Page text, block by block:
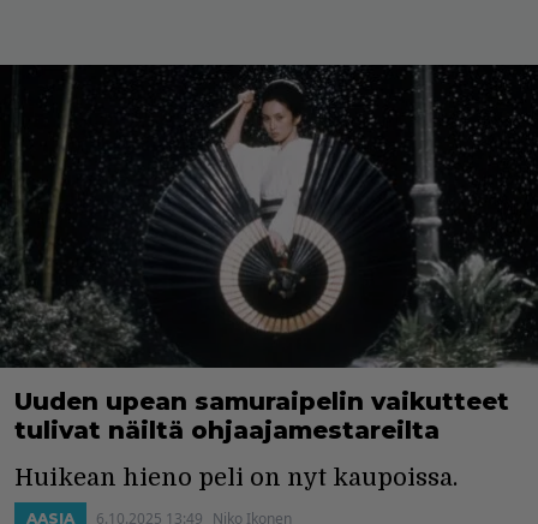
Uuden upean samuraipelin vaikutteet
tulivat näiltä ohjaajamestareilta
Huikean hieno peli on nyt kaupoissa.
AASIA 6.10.2025 13:49 Niko Ikonen